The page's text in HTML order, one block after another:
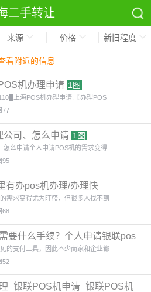
二手转让
来源 价格 新旧程度
看附近的信息
机办理申请 1图
上海POS机办理申请,〖办理POS
77
公司、怎么申请 1图
怎么申请个人申请POS机的需求变得
95
有办pos机办理/办理快
需求变得尤为旺盛，但很多人找不到
68
要什么手续？个人申请银联pos
的支付工具，因此不少商家和企业都
52
_银联POS机申请_银联POS机